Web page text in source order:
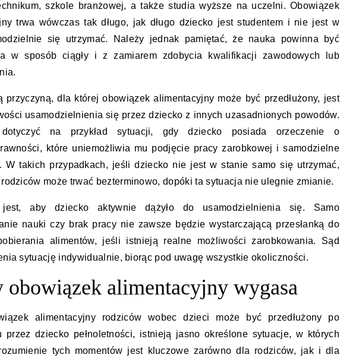
szkole branżowej, a także studia wyższe na uczelni. Obowiązek
trwa wówczas tak długo, jak długo dziecko jest studentem i nie jest w
się utrzymać. Należy jednak pamiętać, że nauka powinna być
w sposób ciągły i z zamiarem zdobycia kwalifikacji zawodowych lub
przyczyną, dla której obowiązek alimentacyjny może być przedłużony, jest
usamodzielnienia się przez dziecko z innych uzasadnionych powodów.
na przykład sytuacji, gdy dziecko posiada orzeczenie o
które uniemożliwia mu podjęcie pracy zarobkowej i samodzielne
W takich przypadkach, jeśli dziecko nie jest w stanie samo się utrzymać,
może trwać bezterminowo, dopóki ta sytuacja nie ulegnie zmianie.
jest, aby dziecko aktywnie dążyło do usamodzielnienia się. Samo
nauki czy brak pracy nie zawsze będzie wystarczającą przesłanką do
alimentów, jeśli istnieją realne możliwości zarobkowania. Sąd
sytuację indywidualnie, biorąc pod uwagę wszystkie okoliczności.
obowiązek alimentacyjny wygasa
alimentacyjny rodziców wobec dzieci może być przedłużony po
przez dziecko pełnoletności, istnieją jasno określone sytuacje, w których
tych momentów jest kluczowe zarówno dla rodziców, jak i dla